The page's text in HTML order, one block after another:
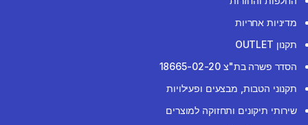
מדיניות אחריות
תקנון OUTLET
הסדר פשרה בת"צ 18665-02-20
תקנוני הטבות, מבצעים ופעילויות
שירותי תיקונים ותחזוקה למוצרים